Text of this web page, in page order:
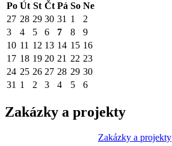
Po Út St Čt Pá So Ne
27 28 29 30 31 1
2
3
4 5 6 7 8
9
10 11 12 13 14 15 16
17 18 19 20 21 22 23
24 25 26 27 28 29 30
31 1 2 3 4 5 6
Zakázky a projekty
Zakázky a projekty